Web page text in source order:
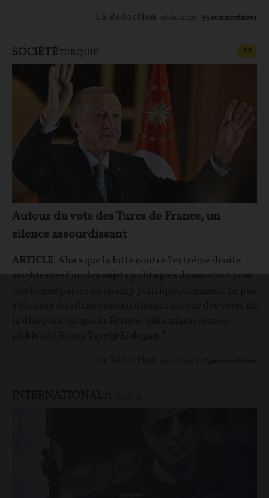
La Rédaction 08/01/2025 33 commentaires
SOCIÉTÉTURQUIE FP
Autour du vote des Turcs de France, un
silence assourdissant
ARTICLE. Alors que la lutte contre l’extrême droite
semble être l’un des sujets politiques du moment pour